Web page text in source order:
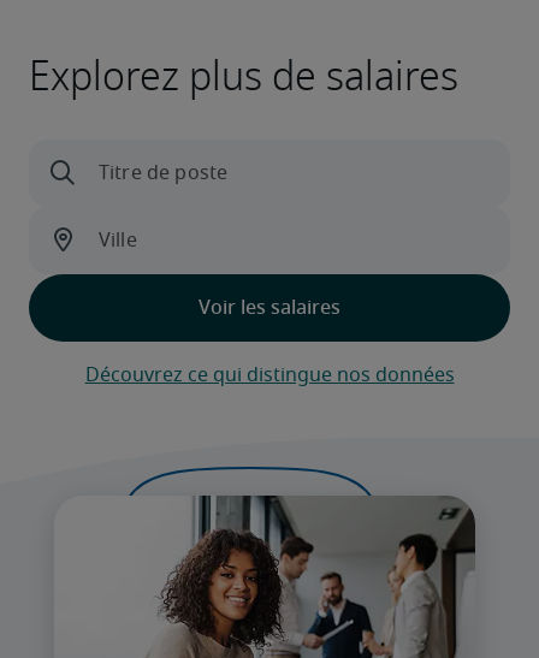
Explorez plus de salaires
Découvrez ce qui distingue nos données